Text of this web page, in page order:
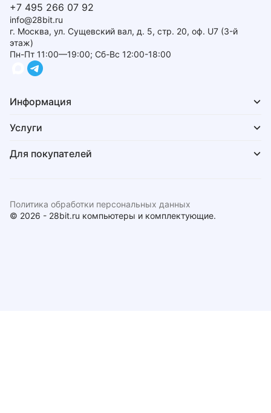
+7 495 266 07 92
info@28bit.ru
г. Москва, ул. Сущевский вал, д. 5, стр. 20, оф. U7 (3-й
этаж)
Пн-Пт 11:00—19:00; Сб-Вс 12:00-18:00
Информация
Услуги
Для покупателей
© 2026 - 28bit.ru компьютеры и комплектующие.
Политика обработки персональных данных